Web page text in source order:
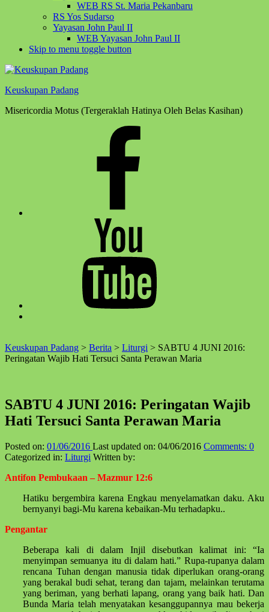
WEB RS St. Maria Pekanbaru
RS Yos Sudarso
Yayasan John Paul II
WEB Yayasan John Paul II
Skip to menu toggle button
Keuskupan Padang
Misericordia Motus (Tergeraklah Hatinya Oleh Belas Kasihan)
↑
Keuskupan Padang > Berita > Liturgi > SABTU 4 JUNI 2016:
Peringatan Wajib Hati Tersuci Santa Perawan Maria
SABTU 4 JUNI 2016: Peringatan Wajib
Hati Tersuci Santa Perawan Maria
Posted on: 01/06/2016 Last updated on: 04/06/2016 Comments: 0
Categorized in: Liturgi Written by:
Antifon Pembukaan – Mazmur 12:6
Hatiku bergembira karena Engkau menyelamatkan daku. Aku
bernyanyi bagi-Mu karena kebaikan-Mu terhadapku..
Pengantar
Beberapa kali di dalam Injil disebutkan kalimat ini: “Ia
menyimpan semuanya itu di dalam hati.” Rupa-rupanya dalam
rencana Tuhan dengan manusia tidak diperlukan orang-orang
yang berakal budi sehat, terang dan tajam, melainkan terutama
yang beriman, yang berhati lapang, orang yang baik hati. Dan
Bunda Maria telah menyatakan kesanggupannya mau bekerja